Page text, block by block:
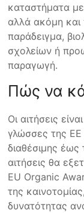
καταστήματα με
αλλά ακόμη και
παράδειγμα,
σχολείων ή
παραγωγή.
Πώς να
Οι αιτήσεις
γλώσσες της
διαθέσιμης έως
αιτήσεις θα
EU Organic
της
δυνατότητας